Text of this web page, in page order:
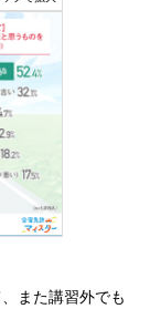
また講習外でも